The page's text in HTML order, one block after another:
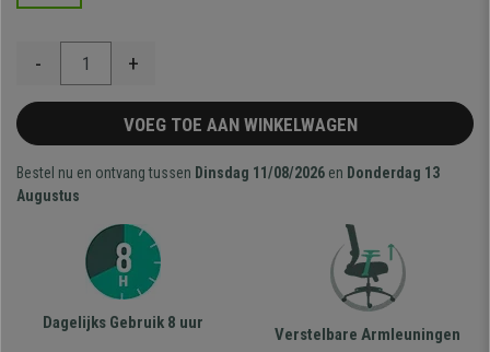
- +
VOEG TOE AAN WINKELWAGEN
Bestel nu en ontvang tussen Dinsdag 11/08/2026 en Donderdag 13
Augustus
Dagelijks Gebruik 8 uur
Verstelbare Armleuningen